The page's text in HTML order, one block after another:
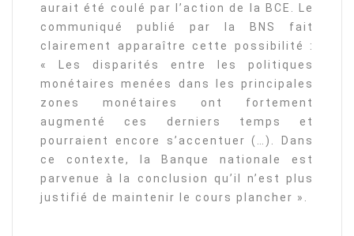
aurait été coulé par l’action de la BCE. Le
communiqué publié par la BNS fait
clairement apparaître cette possibilité :
« Les disparités entre les politiques
monétaires menées dans les principales
zones monétaires ont fortement
augmenté ces derniers temps et
pourraient encore s’accentuer (…). Dans
ce contexte, la Banque nationale est
parvenue à la conclusion qu’il n’est plus
justifié de maintenir le cours plancher ».